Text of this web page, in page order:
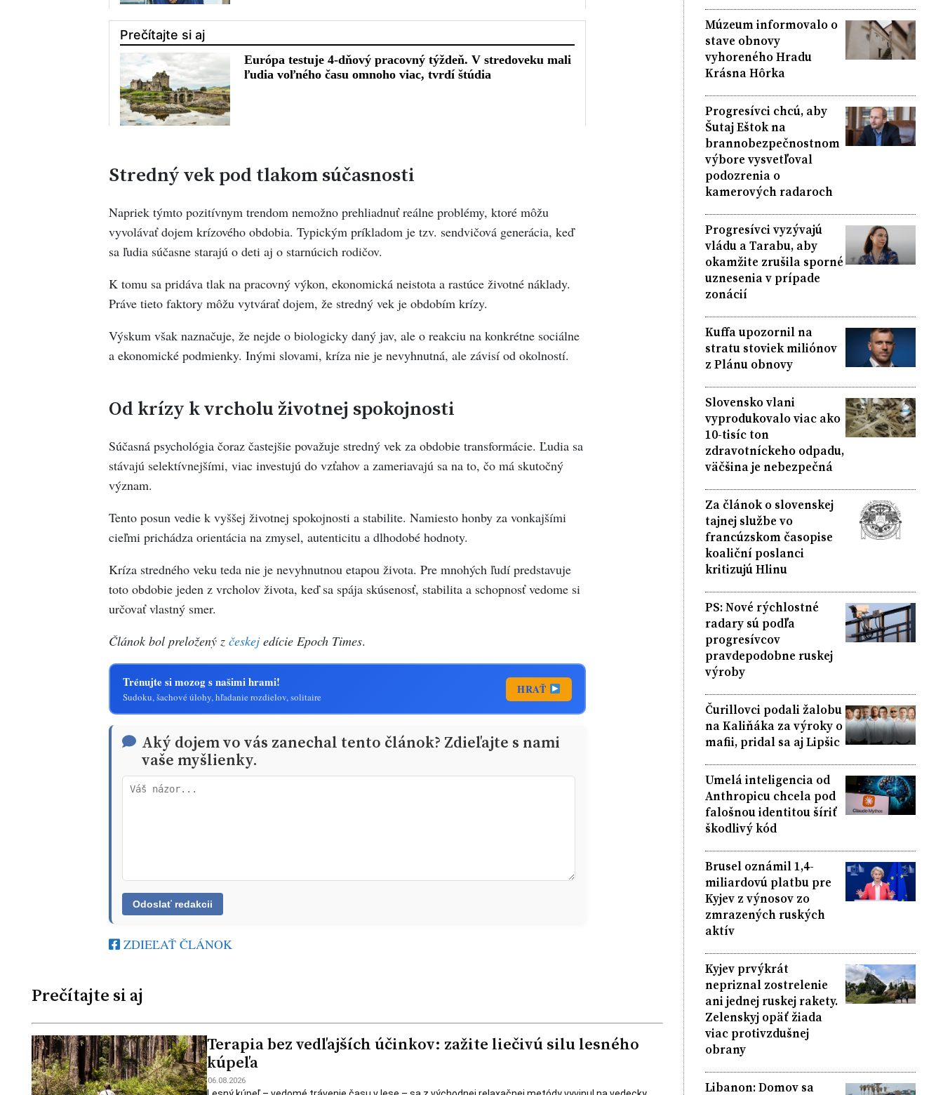
Stredný vek pod tlakom súčasnosti
Napriek týmto pozitívnym trendom nemožno prehliadnuť reálne problémy, ktoré môžu
vyvolávať dojem krízového obdobia. Typickým príkladom je tzv. sendvičová generácia, keď
sa ľudia súčasne starajú o deti aj o starnúcich rodičov.
K tomu sa pridáva tlak na pracovný výkon, ekonomická neistota a rastúce životné náklady.
Práve tieto faktory môžu vytvárať dojem, že stredný vek je obdobím krízy.
Výskum však naznačuje, že nejde o biologicky daný jav, ale o reakciu na konkrétne sociálne
a ekonomické podmienky. Inými slovami, kríza nie je nevyhnutná, ale závisí od okolností.
Od krízy k vrcholu životnej spokojnosti
Súčasná psychológia čoraz častejšie považuje stredný vek za obdobie transformácie. Ľudia sa
stávajú selektívnejšími, viac investujú do vzťahov a zameriavajú sa na to, čo má skutočný
význam.
Tento posun vedie k vyššej životnej spokojnosti a stabilite. Namiesto honby za vonkajšími
cieľmi prichádza orientácia na zmysel, autenticitu a dlhodobé hodnoty.
Kríza stredného veku teda nie je nevyhnutnou etapou života. Pre mnohých ľudí predstavuje
toto obdobie jeden z vrcholov života, keď sa spája skúsenosť, stabilita a schopnosť vedome si
určovať vlastný smer.
Článok bol preložený z českejedície Epoch Times.
Trénujte si mozog s našimi hrami!
Sudoku, šachové úlohy, hľadanie rozdielov, solitaire
HRAŤ
Aký dojem vo vás zanechal tento článok? Zdieľajte s nami
vaše myšlienky.
ZDIEĽAŤ ČLÁNOK
Prečítajte si aj
Terapia bez vedľajších účinkov: zažite liečivú silu lesného
kúpeľa
06.08.2026
Múzeum informovalo o
stave obnovy
vyhoreného Hradu
Krásna Hôrka
Progresívci chcú, aby
Šutaj Eštok na
brannobezpečnostnom
výbore vysvetľoval
podozrenia o
kamerových radaroch
Progresívci vyzývajú
vládu a Tarabu, aby
okamžite zrušila sporné
uznesenia v prípade
zonácií
Kuffa upozornil na
stratu stoviek miliónov
z Plánu obnovy
Slovensko vlani
vyprodukovalo viac ako
10-tisíc ton
zdravotníckeho odpadu,
väčšina je nebezpečná
Za článok o slovenskej
tajnej službe vo
francúzskom časopise
koaliční poslanci
kritizujú Hlinu
PS: Nové rýchlostné
radary sú podľa
progresívcov
pravdepodobne ruskej
výroby
Čurillovci podali žalobu
na Kaliňáka za výroky o
mafii, pridal sa aj Lipšic
Umelá inteligencia od
Anthropicu chcela pod
falošnou identitou šíriť
škodlivý kód
Brusel oznámil 1,4-
miliardovú platbu pre
Kyjev z výnosov zo
zmrazených ruských
aktív
Kyjev prvýkrát
nepriznal zostrelenie
ani jednej ruskej rakety.
Zelenskyj opäť žiada
viac protivzdušnej
obrany
Libanon: Domov sa